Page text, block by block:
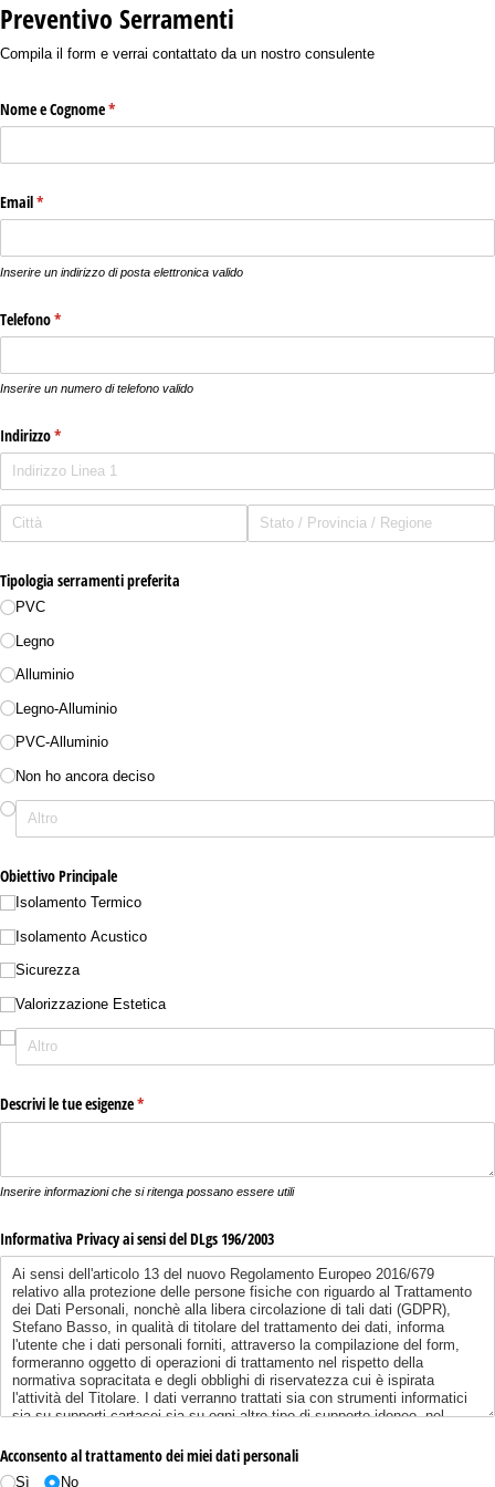
Preventivo Serramenti
Compila il form e verrai contattato da un nostro consulente
Nome e Cognome*
(richiesto)
Email*
(richiesto)
Inserire un indirizzo di posta elettronica valido
Telefono*
(richiesto)
Inserire un numero di telefono valido
Indirizzo*
(richiesto)
Tipologia serramenti preferita
PVC
Legno
Alluminio
Legno-Alluminio
PVC-Alluminio
Non ho ancora deciso
Obiettivo Principale
Isolamento Termico
Isolamento Acustico
Sicurezza
Valorizzazione Estetica
Descrivi le tue esigenze*
(richiesto)
Inserire informazioni che si ritenga possano essere utili
Informativa Privacy ai sensi del DLgs 196/​2003
Acconsento al trattamento dei miei dati personali
Sì No